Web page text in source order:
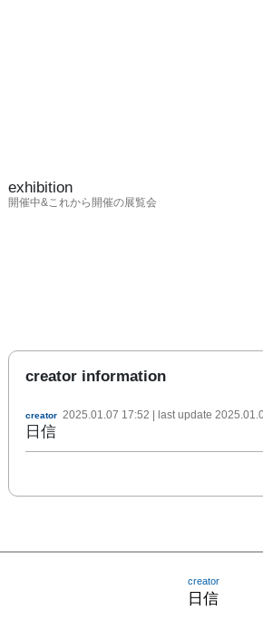
exhibition
開催中&これから開催の展覧会
creator information
creator 2025.01.07 17:52 | last update
日信
creator
日信